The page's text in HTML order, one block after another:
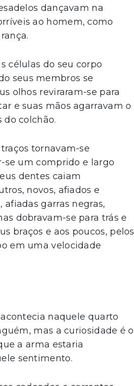
dançavam na
ao homem, como
células do seu corpo
seus membros se
olhos reviraram-se para
e suas mãos agarravam o
do colchão.
tornavam-se
se um comprido e largo
dentes caiam
novos, afiados e
garras negras,
dobravam-se para trás e
braços e aos poucos, pelos
em uma velocidade
naquele quarto
mas a curiosidade é o
a arma estaria
sentimento.